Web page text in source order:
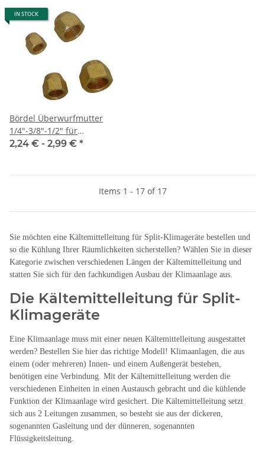
IN STOCK
Bördel Überwurfmutter
1/4"-3/8"-1/2" für
Kupferrohr
2,24 € - 2,99 € *
Items 1 - 17 of 17
Sie möchten eine Kältemittelleitung für Split-Klimageräte bestellen und
so die Kühlung Ihrer Räumlichkeiten sicherstellen? Wählen Sie in dieser
Kategorie zwischen verschiedenen Längen der Kältemittelleitung und
statten Sie sich für den fachkundigen Ausbau der Klimaanlage aus.
Die Kältemittelleitung für Split-
Klimageräte
Eine Klimaanlage muss mit einer neuen Kältemittelleitung ausgestattet
werden? Bestellen Sie hier das richtige Modell! Klimaanlagen, die aus
einem (oder mehreren) Innen- und einem Außengerät bestehen,
benötigen eine Verbindung. Mit der Kältemittelleitung werden die
verschiedenen Einheiten in einen Austausch gebracht und die kühlende
Funktion der Klimaanlage wird gesichert. Die Kältemittelleitung setzt
sich aus 2 Leitungen zusammen, so besteht sie aus der dickeren,
sogenannten Gasleitung und der dünneren, sogenannten
Flüssigkeitsleitung.